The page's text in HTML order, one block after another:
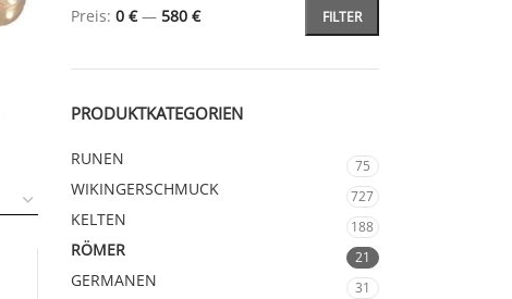
FILTER
Preis: 0 €— 580 €
PRODUKTKATEGORIEN
RUNEN 75
WIKINGERSCHMUCK 727
KELTEN 188
RÖMER 21
GERMANEN 31